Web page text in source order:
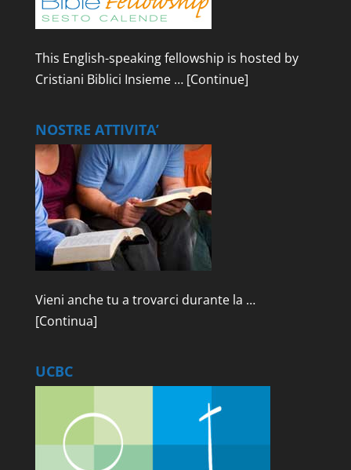
This English-speaking fellowship is hosted by
Cristiani Biblici Insieme … [Continue]
NOSTRE ATTIVITA’
Vieni anche tu a trovarci durante la …
[Continua]
UCBC